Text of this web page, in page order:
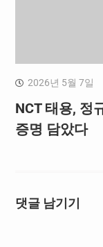
2026년 5월 7일
NCT 태용, 정
증명 담았다
댓글 남기기